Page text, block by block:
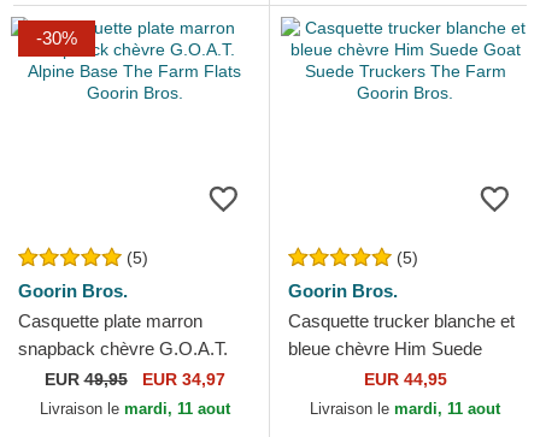
-30%
(5)
Goorin Bros.
Casquette plate marron
snapback chèvre G.O.A.T.
Alpine Base The Farm Flats
Goorin Bros.
EUR49,95 EUR 34,97
Livraison le mardi, 11 aout
(5)
Goorin Bros.
Casquette trucker blanche et
bleue chèvre Him Suede
Goat Suede Truckers The
Farm Goorin Bros.
EUR 44,95
Livraison le mardi, 11 aout